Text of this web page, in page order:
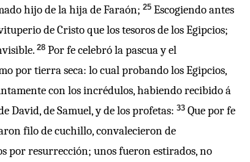
hijo de la hija de Faraón; 25 Escogiendo antes
de Cristo que los tesoros de los Egipcios;
28 Por fe celebró la pascua y el
por tierra seca: lo cual probando los Egipcios,
con los incrédulos, habiendo recibido á
David, de Samuel, y de los profetas: 33 Que por fe
filo de cuchillo, convalecieron de
por resurrección; unos fueron estirados, no